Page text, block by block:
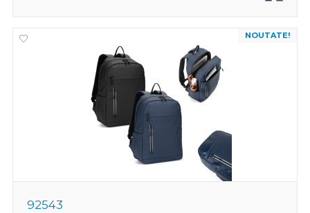
NOUTATE!
92543